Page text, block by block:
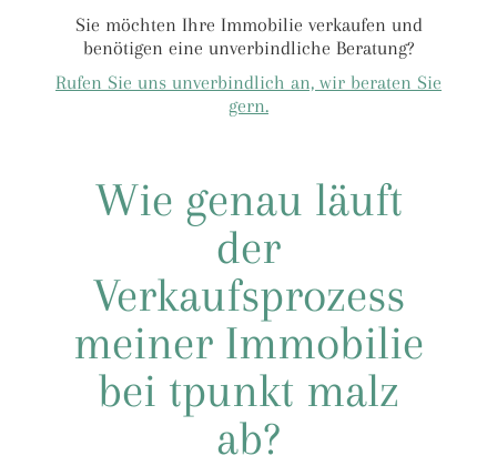
Sie möchten Ihre Immobilie verkaufen und
benötigen eine unverbindliche Beratung?
Rufen Sie uns unverbindlich an, wir beraten Sie
gern.
Wie genau läuft
der
Verkaufsprozess
meiner Immobilie
bei tpunkt malz
ab?